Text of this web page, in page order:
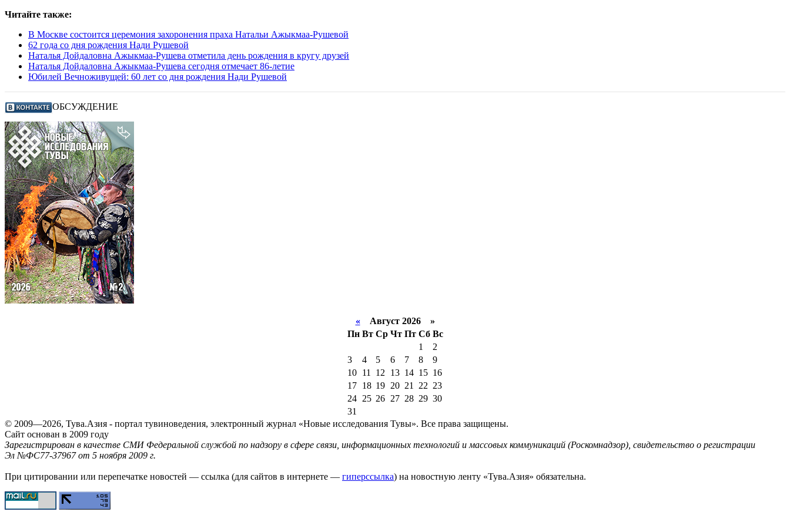
Читайте также:
В Москве состоится церемония захоронения праха Натальи Ажыкмаа-Рушевой
62 года со дня рождения Нади Рушевой
Наталья Дойдаловна Ажыкмаа-Рушева отметила день рождения в кругу друзей
Наталья Дойдаловна Ажыкмаа-Рушева сегодня отмечает 86-летие
Юбилей Вечноживущей: 60 лет со дня рождения Нади Рушевой
ОБСУЖДЕНИЕ
«Август 2026 »
Пн Вт Ср Чт Пт Сб Вс
1
2
3
4 5 6 7 8
9
10
11 12 13 14 15 16
17
18 19 20 21 22 23
24
25 26 27 28 29 30
31
© 2009—2026, Тува.Азия - портал тувиноведения, электронный журнал «Новые исследования Тувы». Все права защищены.
Сайт основан в 2009 году
Зарегистрирован в качестве СМИ Федеральной службой по надзору в сфере связи, информационных технологий и массовых коммуникаций (Роскомнадзор), свидетельство о регистрации
Эл №ФС77-37967 от 5 ноября 2009 г.
При цитировании или перепечатке новостей — ссылка (для сайтов в интернете — гиперссылка) на новостную ленту «Тува.Азия» обязательна.